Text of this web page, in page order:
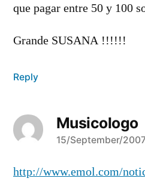
que pagar entre 50 y 100
Grande SUSANA !!!!!!
Reply
Musicologo
says:
15/September/
http://www.emol.com/